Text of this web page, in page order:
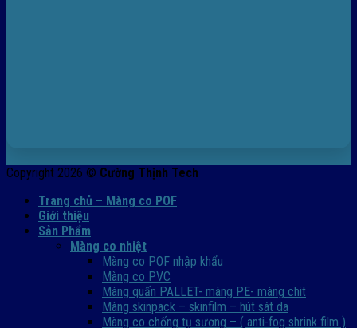
Copyright 2026 © Cường Thịnh Tech
Trang chủ – Màng co POF
Giới thiệu
Sản Phẩm
Màng co nhiệt
Màng co POF nhập khẩu
Màng co PVC
Màng quấn PALLET- màng PE- màng chit
Màng skinpack – skinfilm – hút sát da
Màng co chống tụ sương – ( anti-fog shrink film )